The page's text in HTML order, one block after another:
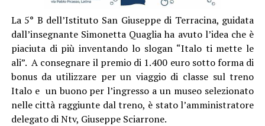
La 5° B dell’Istituto San Giuseppe di Terracina, guidata
dall’insegnante Simonetta Quaglia ha avuto l’idea che è
piaciuta di più inventando lo slogan “Italo ti mette le
ali”. A consegnare il premio di 1.400 euro sotto forma di
bonus da utilizzare per un viaggio di classe sul treno
Italo e un buono per l’ingresso a un museo selezionato
nelle città raggiunte dal treno, è stato l’amministratore
delegato di Ntv, Giuseppe Sciarrone.